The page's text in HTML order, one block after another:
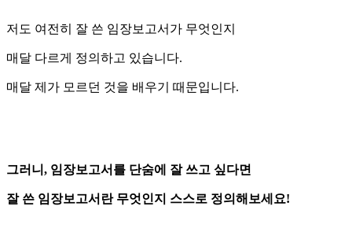
저도 여전히 잘 쓴 임장보고서가 무엇인지
매달 다르게 정의하고 있습니다.
매달 제가 모르던 것을 배우기 때문입니다.
그러니, 임장보고서를 단숨에 잘 쓰고 싶다면
잘 쓴 임장보고서란 무엇인지 스스로 정의해보세요!